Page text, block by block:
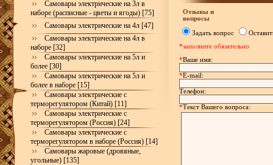
Самовары электрические на 3л в
наборе (расписные - цветы и ягоды) [75]
Самовары электрические на 4л [47]
Самовары электрические на 4л в
наборе [32]
Самовары электрические на 5л и
более [30]
Самовары электрические на 5л и
более в наборе [15]
Самовары электрические с
терморегулятором (Китай) [11]
Самовары электрические с
терморегулятором (Россия) [24]
Самовары электрические с
терморегулятором в наборе (Россия) [14]
Самовары жаровые (дровяные,
угольные) [135]
Отзывы и
вопросы
Задать вопрос
*заполните обязательно
*Ваше имя:
*E-mail:
Телефон:
*Текст Вашего вопроса: